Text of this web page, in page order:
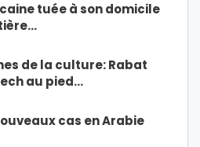
tuée à son domicile
de la culture: Rabat
au pied…
cas en Arabie